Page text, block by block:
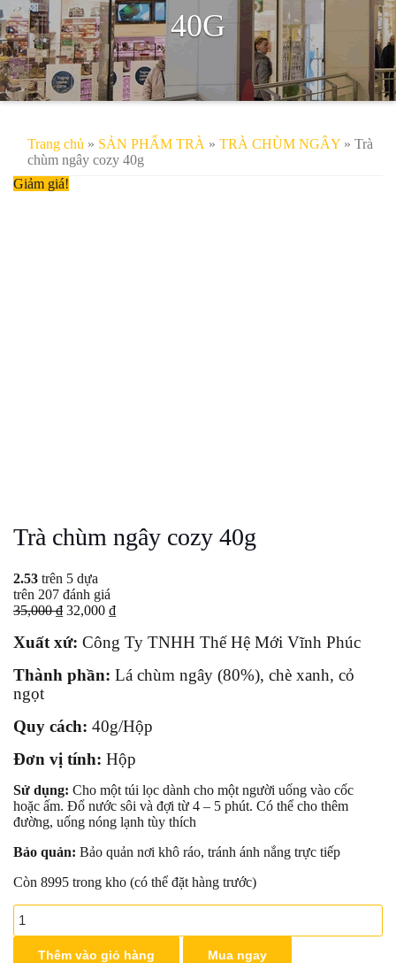
40G
Trang chủ » SẢN PHẨM TRÀ » TRÀ CHÙM NGÂY » Trà
chùm ngây cozy 40g
Giảm giá!
Trà chùm ngây cozy 40g
2.53 trên 5 dựa
trên 207 đánh giá
35,000₫ Giá
là:
32,000 ₫Giá
tại
32,000 ₫.
Xuất xứ: Công Ty TNHH Thế Hệ Mới Vĩnh Phúc
Thành phần: Lá chùm ngây (80%), chè xanh, cỏ
ngọt
Quy cách: 40g/Hộp
Đơn vị tính: Hộp
Sử dụng: Cho một túi lọc dành cho một người uống vào cốc
hoặc ấm. Đổ nước sôi và đợi từ 4 – 5 phút. Có thể cho thêm
đường, uống nóng lạnh tùy thích
Bảo quản: Bảo quản nơi khô ráo, tránh ánh nắng trực tiếp
Còn 8995 trong kho (có thể đặt hàng trước)
Trà
chùm
ngây
Thêm vào giỏ hàng Mua ngay